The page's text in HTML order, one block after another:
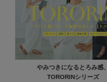
やみつきになるとろみ感、
TORORINシリーズ